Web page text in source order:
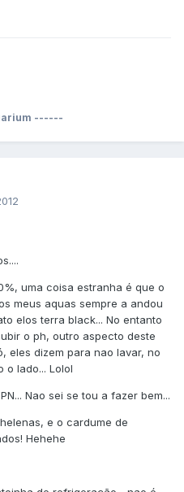
------
uma coisa estranha é que o
meus aquas sempre a andou
elos terra black... No entanto
o ph, outro aspecto deste
eles dizem para nao lavar, no
o lado... Lolol
Nao sei se tou a fazer bem...
e o cardume de
Hehehe